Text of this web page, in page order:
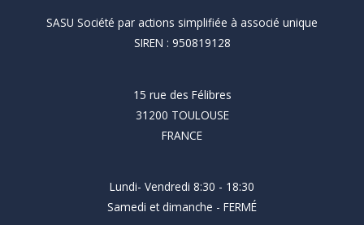
SASU Société par actions simplifiée à associé unique
SIREN : 950819128
15 rue des Félibres
31200 TOULOUSE
FRANCE
Lundi- Vendredi 8:30 - 18:30
Samedi et dimanche - FERMÉ